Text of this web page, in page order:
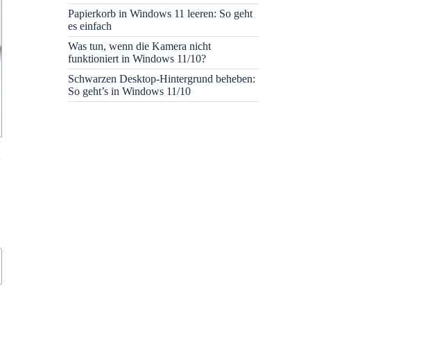
Papierkorb in Windows 11 leeren: So geht
es einfach
Was tun, wenn die Kamera nicht
funktioniert in Windows 11/10?
Schwarzen Desktop-Hintergrund beheben:
So geht’s in Windows 11/10